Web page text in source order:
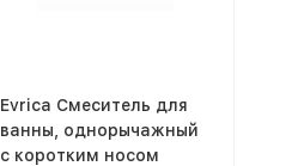
Evrica Смеситель для
ванны, однорычажный
с коротким носом